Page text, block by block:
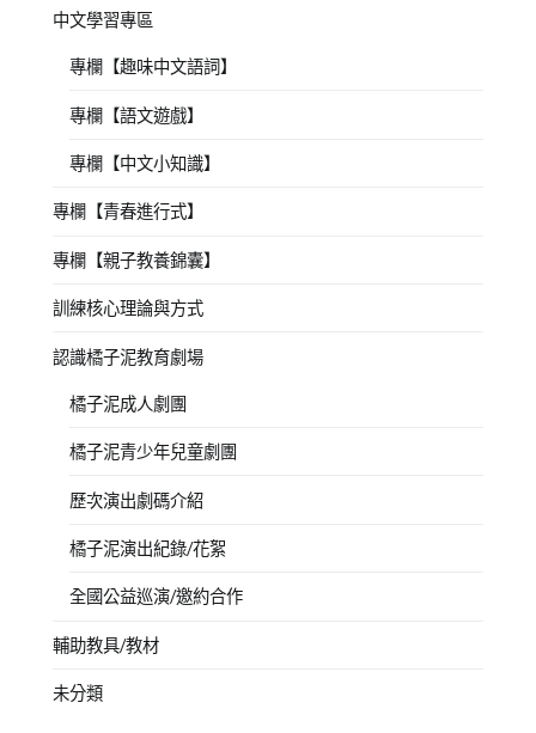
中文學習專區
專欄【趣味中文語詞】
專欄【語文遊戲】
專欄【中文小知識】
專欄【青春進行式】
專欄【親子教養錦囊】
訓練核心理論與方式
認識橘子泥教育劇場
橘子泥成人劇團
橘子泥青少年兒童劇團
歷次演出劇碼介紹
橘子泥演出紀錄/花絮
全國公益巡演/邀約合作
輔助教具/教材
未分類